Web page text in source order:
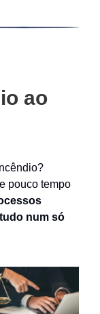
ao
pouco tempo
num só